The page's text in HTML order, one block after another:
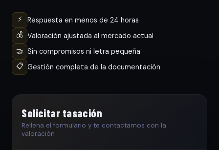
⚡
Respuesta en menos de 24 horas
💰 Valoración ajustada al mercado actual
🤝 Sin compromisos ni letra pequeña
📋 Gestión completa de la documentación
Solicitar tasación
Rellena el formulario y te contactamos con la
valoración